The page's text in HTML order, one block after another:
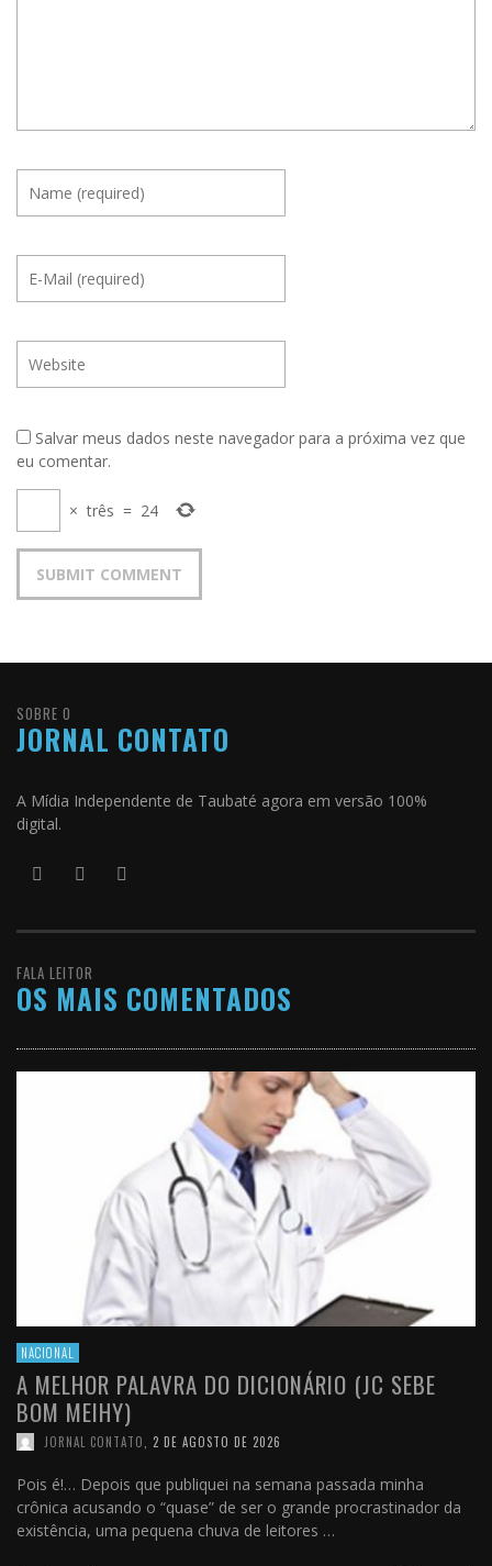
Salvar meus dados neste navegador para a próxima vez que
eu comentar.
× três = 24
SOBRE O
JORNAL CONTATO
A Mídia Independente de Taubaté agora em versão 100%
digital.
FALA LEITOR
OS MAIS COMENTADOS
NACIONAL
A MELHOR PALAVRA DO DICIONÁRIO (JC SEBE
BOM MEIHY)
JORNAL CONTATO, 2 DE AGOSTO DE 2026
Pois é!… Depois que publiquei na semana passada minha
crônica acusando o “quase” de ser o grande procrastinador da
existência, uma pequena chuva de leitores …